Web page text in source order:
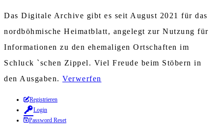
Das Digitale Archive gibt es seit August 2021 für das
nordböhmische Heimatblatt, angelegt zur Nutzung für
Informationen zu den ehemaligen Ortschaften im
Schluck `schen Zippel. Viel Freude beim Stöbern in
den Ausgaben. Verwerfen
Zum
Inhalt
springen
Registrieren
Login
Password Reset